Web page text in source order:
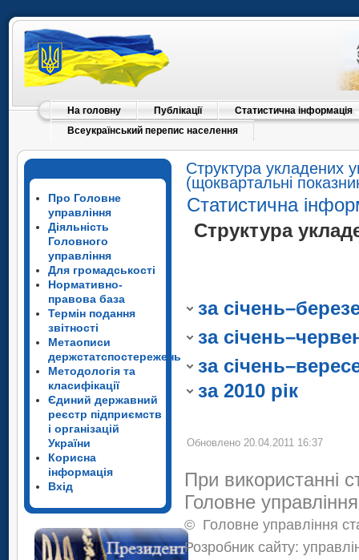
На головну Публікації
Статистична інформація
Всеукраїнський перепис населення
Про Головне
управління
Діяльність
Головного
управління
Для громадськості
Нормативно-
правова база
Термін подання
звітності
Метаописи
держстатспостережень
Методологія та
класифікації
Єдиний державний
реєстр підприємств
і організацій
України
Корисна
інформація
Вхід
Структура укладених
(щоквартальні
Статистична
Структура
за
1В регіоні за
«Звіт про
надається.
за
1 В регіоні за
відповідності
надається.
за
«Звіт про
прозвітувало дві
відповідності до
надається.
за 2010 рік
1В регіоні за
«Звіт про
діючі біржі. В
умов збереження
Обновлено 20.04.2011 16:37
При використанні
Головне
© Головне управління
Розробник сайту: